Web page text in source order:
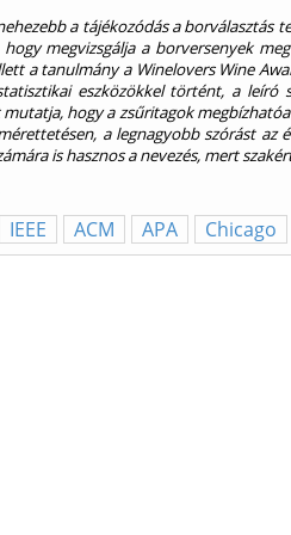
a tájékozódás a
megvizsgálja a borversenyek
a tanulmány a Winelovers Wine
eszközökkel történt, a
hogy a zsűritagok
a legnagyobb szórást
is hasznos a nevezés, mert
IEEE ACM APA Chicago